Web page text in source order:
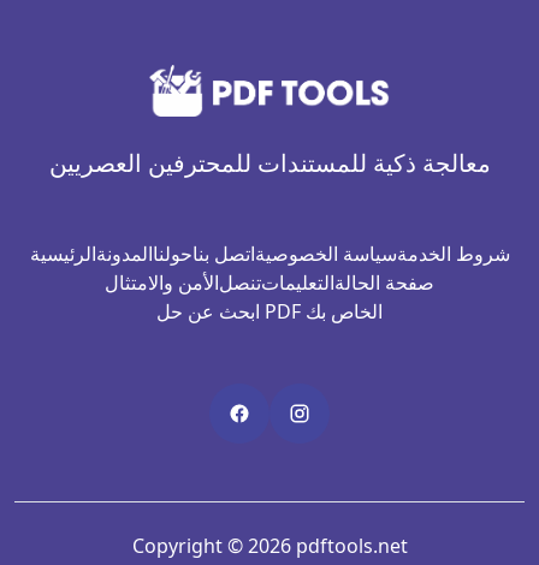
معالجة ذكية للمستندات للمحترفين العصريين
الرئيسيةالمدونةحولنااتصل بناسياسة الخصوصيةشروط الخدمة
الأمن والامتثالتنصلالتعليماتصفحة الحالة
ابحث عن حل PDF الخاص بك
Copyright © 2026 pdftools.net